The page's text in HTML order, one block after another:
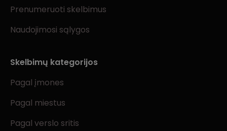
Prenumeruoti skelbimus
Naudojimosi sąlygos
Skelbimų kategorijos
Pagal įmones
Pagal miestus
Pagal verslo sritis